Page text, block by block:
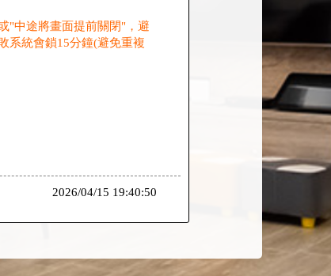
"中途將畫面提前關閉"，避
系統會鎖15分鐘(避免重複
2026/04/15 19:40:50